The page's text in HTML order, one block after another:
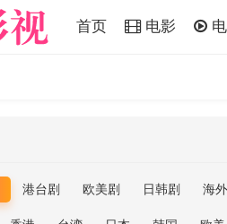
首页 电影
港台剧 欧美剧 日韩剧 海